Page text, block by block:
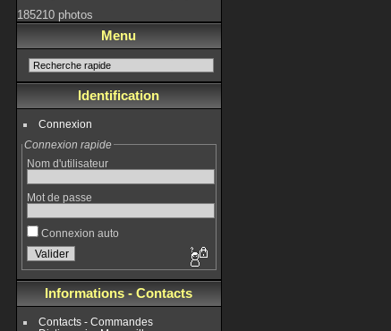
185210 photos
Menu
Identification
Connexion
Connexion rapide
Nom d'utilisateur
Mot de passe
Connexion auto
Informations - Contacts
Contacts - Commandes